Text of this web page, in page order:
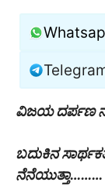
ವಿಜಯ ದರ್ಪಣ
ಬದುಕಿನ
ನೆನೆಯುತ್ತಾ………